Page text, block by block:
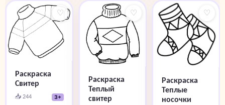
♡
Раскраска
Свитер
📥 244 3+
♡
Раскраска
Теплый
свитер
♡
Раскраска
Теплые
носочки